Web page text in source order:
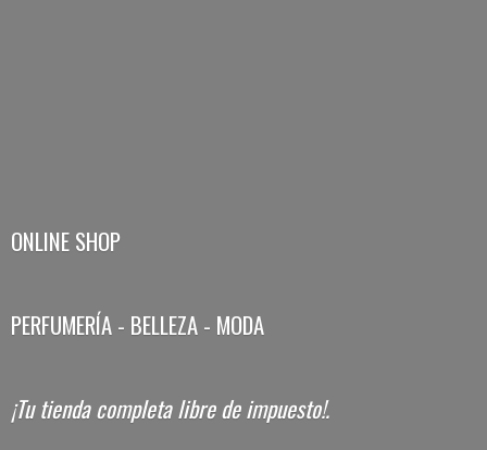
ONLINE SHOP
PERFUMERÍA - BELLEZA - MODA
¡Tu tienda completa librede impuesto!.